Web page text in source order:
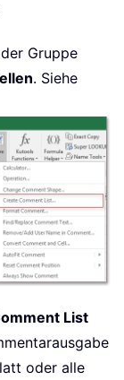
Gruppe
. Siehe
List
oder alle